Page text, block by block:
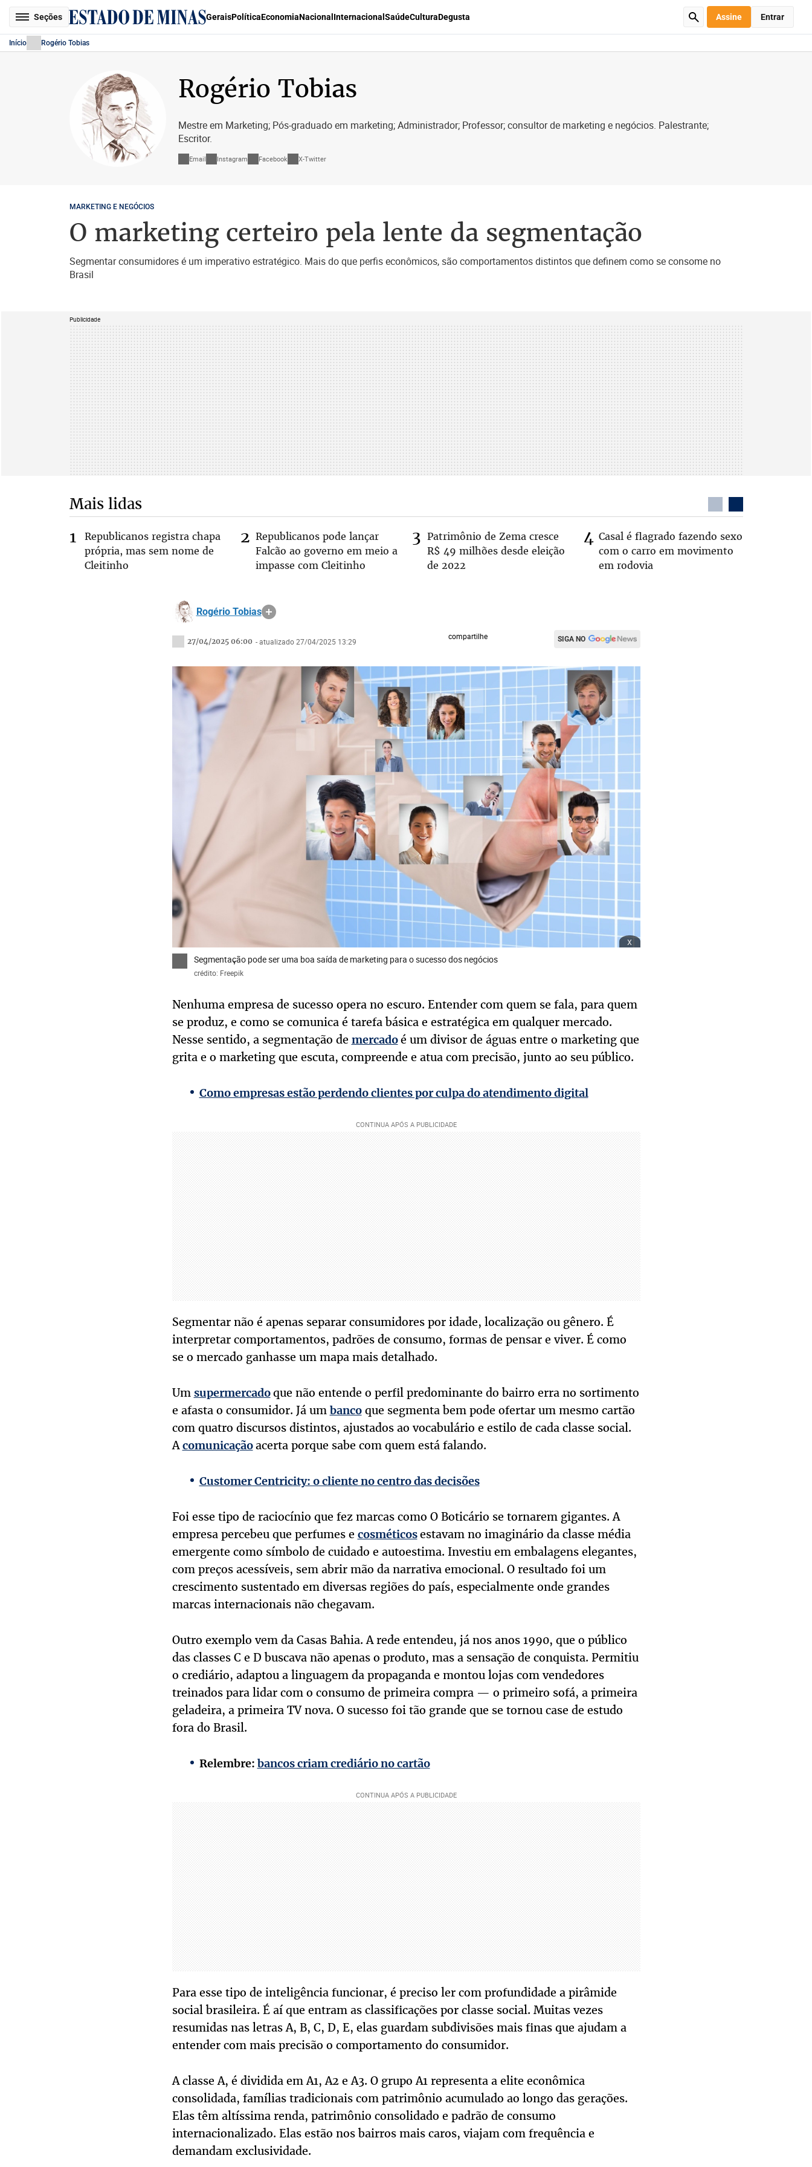
Seções GeraisPolíticaEconomiaNacional Internacional SaúdeCulturaDegusta Assine Entrar
Início Rogério Tobias
Rogério Tobias
Mestre em Marketing; Pós-graduado em marketing; Administrador; Professor; consultor de marketing e negócios. Palestrante;
Escritor.
Email Instagram Facebook X-Twitter
MARKETING E NEGÓCIOS
O marketing certeiro pela lente da segmentação
Segmentar consumidores é um imperativo estratégico. Mais do que perfis econômicos, são comportamentos distintos que definem como se consome no
Brasil
Publicidade
Mais lidas
Republicanos registra chapa
própria, mas sem nome de
Cleitinho
Republicanos pode lançar
Falcão ao governo em meio a
impasse com Cleitinho
Patrimônio de Zema cresce
R$ 49 milhões desde eleição
de 2022
Casal é flagrado fazendo sexo
com o carro em movimento
em rodovia
Rogério Tobias
27/04/2025 06:00 - atualizado 27/04/2025 13:29
compartilhe SIGA NO
x
Segmentação pode ser uma boa saída de marketing para o sucesso dos negócios
crédito: Freepik
Nenhuma empresa de sucesso opera no escuro. Entender com quem se fala, para quem
se produz, e como se comunica é tarefa básica e estratégica em qualquer mercado.
Nesse sentido, a segmentação de mercadoé um divisor de águas entre o marketing que
grita e o marketing que escuta, compreende e atua com precisão, junto ao seu público.
Como empresas estão perdendo clientes por culpa do atendimento digital
Segmentar não é apenas separar consumidores por idade, localização ou gênero. É
interpretar comportamentos, padrões de consumo, formas de pensar e viver. É como
se o mercado ganhasse um mapa mais detalhado.
Um supermercadoque não entende o perfil predominante do bairro erra no sortimento
e afasta o consumidor. Já um bancoque segmenta bem pode ofertar um mesmo cartão
com quatro discursos distintos, ajustados ao vocabulário e estilo de cada classe social.
Acomunicaçãoacerta porque sabe com quem está falando.
Customer Centricity: o cliente no centro das decisões
Foi esse tipo de raciocínio que fez marcas como O Boticário se tornarem gigantes. A
empresa percebeu que perfumes e cosméticosestavam no imaginário da classe média
emergente como símbolo de cuidado e autoestima. Investiu em embalagens elegantes,
com preços acessíveis, sem abrir mão da narrativa emocional. O resultado foi um
crescimento sustentado em diversas regiões do país, especialmente onde grandes
marcas internacionais não chegavam.
Outro exemplo vem da Casas Bahia. A rede entendeu, já nos anos 1990, que o público
das classes C e D buscava não apenas o produto, mas a sensação de conquista. Permitiu
o crediário, adaptou a linguagem da propaganda e montou lojas com vendedores
treinados para lidar com o consumo de primeira compra — o primeiro sofá, a primeira
geladeira, a primeira TV nova. O sucesso foi tão grande que se tornou case de estudo
fora do Brasil.
Relembre: bancos criam crediário no cartão
Para esse tipo de inteligência funcionar, é preciso ler com profundidade a pirâmide
social brasileira. É aí que entram as classificações por classe social. Muitas vezes
resumidas nas letras A, B, C, D, E, elas guardam subdivisões mais finas que ajudam a
entender com mais precisão o comportamento do consumidor.
A classe A, é dividida em A1, A2 e A3. O grupo A1 representa a elite econômica
consolidada, famílias tradicionais com patrimônio acumulado ao longo das gerações.
Elas têm altíssima renda, patrimônio consolidado e padrão de consumo
internacionalizado. Elas estão nos bairros mais caros, viajam com frequência e
demandam exclusividade.